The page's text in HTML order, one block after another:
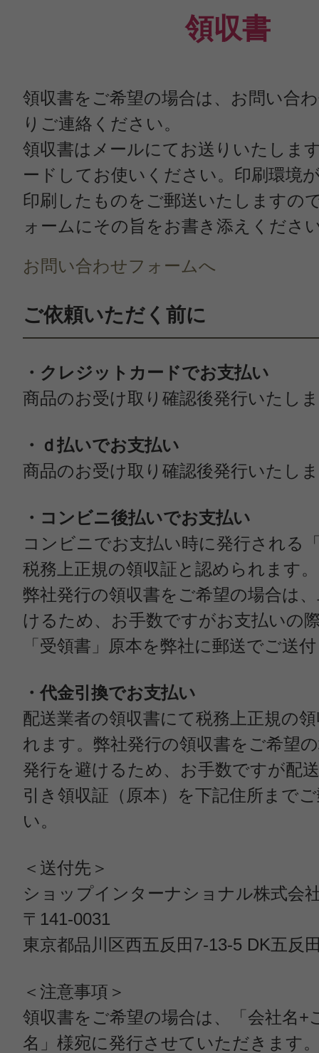
領収書
領収書をご希望の場合は、お問い合
りご連絡ください。
領収書はメールにてお送りいたしま
ードしてお使いください。印刷環境
印刷したものをご郵送いたしますの
ォームにその旨をお書き添えくださ
お問い合わせフォームへ
ご依頼いただく前に
・クレジットカードでお支払い
商品のお受け取り確認後発行いたし
・ｄ払いでお支払い
商品のお受け取り確認後発行いたし
・コンビニ後払いでお支払い
コンビニでお支払い時に発行される
税務上正規の領収証と認められます。
弊社発行の領収書をご希望の場合は
けるため、お手数ですがお支払いの
「受領書」原本を弊社に郵送でご送
・代金引換でお支払い
配送業者の領収書にて税務上正規の
れます。弊社発行の領収書をご希望
発行を避けるため、お手数ですが配
引き領収証（原本）を下記住所まで
い。
＜送付先＞
ショップインターナショナル株式会
〒141-0031
東京都品川区西五反田7-13-5 DK五反
＜注意事項＞
領収書をご希望の場合は、「会社名+
名」様宛に発行させていただきます